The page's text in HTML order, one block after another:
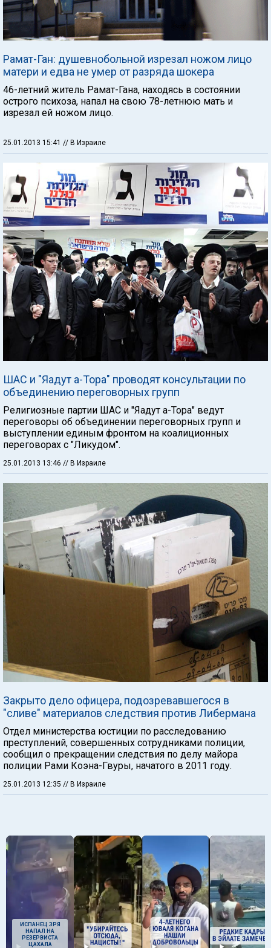
Рамат-Ган: душевнобольной изрезал ножом лицо
матери и едва не умер от разряда шокера
46-летний житель Рамат-Гана, находясь в состоянии
острого психоза, напал на свою 78-летнюю мать и
изрезал ей ножом лицо.
25.01.2013 15:41 // В Израиле
ШАС и "Яадут а-Тора" проводят консультации по
объединению переговорных групп
Религиозные партии ШАС и "Яадут а-Тора" ведут
переговоры об объединении переговорных групп и
выступлении единым фронтом на коалиционных
переговорах с "Ликудом".
25.01.2013 13:46 // В Израиле
Закрыто дело офицера, подозревавшегося в
"сливе" материалов следствия против Либермана
Отдел министерства юстиции по расследованию
преступлений, совершенных сотрудниками полиции,
сообщил о прекращении следствия по делу майора
полиции Рами Коэна-Гвуры, начатого в 2011 году.
25.01.2013 12:35 // В Израиле
ИСПАНЕЦ ЗРЯ
НАПАЛ НА
РЕЗЕРВИСТА
ЦАХАЛА